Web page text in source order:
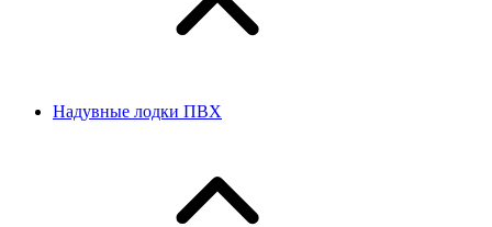
Надувные лодки ПВХ